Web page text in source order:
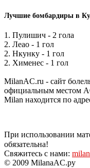
Лучшие бомбардиры в
1. Пулишич - 2 гола
2. Леао - 1 гол
2. Нкунку - 1 гол
2. Хименес - 1 гол
MilanAC.ru - сайт
официальным местом
Milan находится по
При использовании
обязательна!
Свяжитесь с нами:
© 2009 MilanaAC.ру